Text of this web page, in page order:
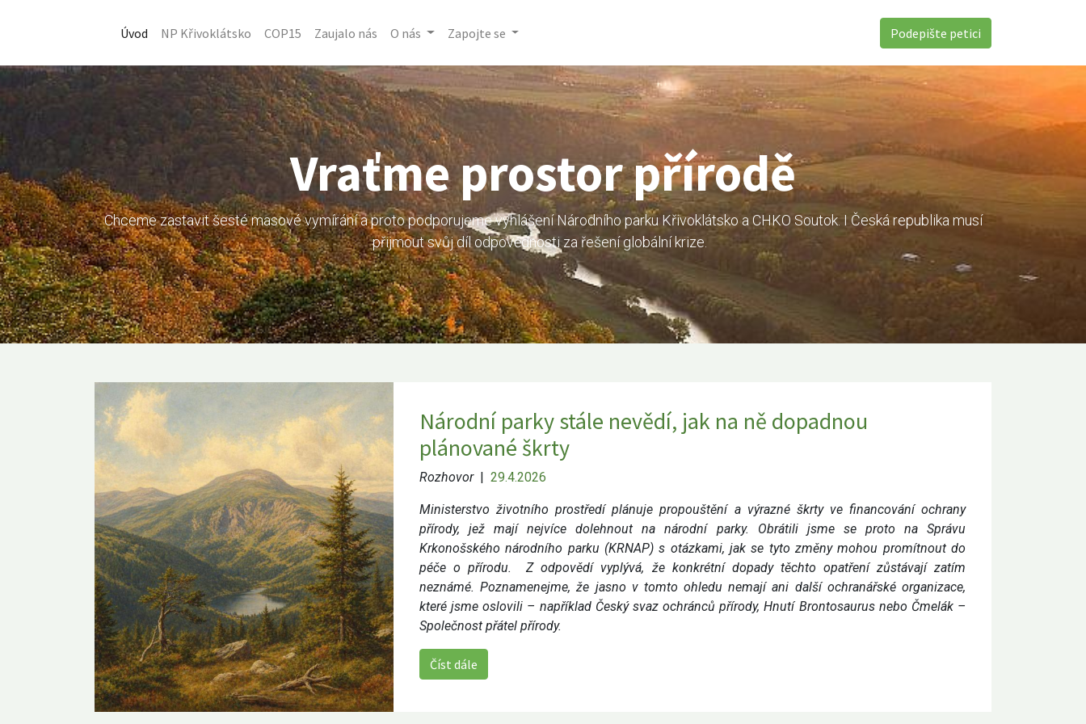
Úvod NP Křivoklátsko COP15 Zaujalo nás O nás Zapojte se Podepište petici
Vraťme prostor přírodě
Chceme zastavit šesté masové vymírání a proto podporujeme vyhlášení Národního parku Křivoklátsko a CHKO Soutok. I Česká republika musí
přijmout svůj díl odpovědnosti za řešení globální krize.
Národní parky stále nevědí, jak na ně dopadnou
plánované škrty
Rozhovor | 29.4.2026
Ministerstvo životního prostředí plánuje propouštění a výrazné škrty ve financování ochrany
přírody, jež mají nejvíce dolehnout na národní parky. Obrátili jsme se proto na Správu
Krkonošského národního parku (KRNAP) s otázkami, jak se tyto změny mohou promítnout do
péče o přírodu.
Z odpovědí vyplývá, že konkrétní dopady těchto opatření zůstávají zatím
neznámé. Poznamenejme, že jasno v tomto ohledu nemají ani další ochranářské organizace,
které jsme oslovili – například Český svaz ochránců přírody, Hnutí Brontosaurus nebo Čmelák –
Společnost přátel přírody.
Číst dále